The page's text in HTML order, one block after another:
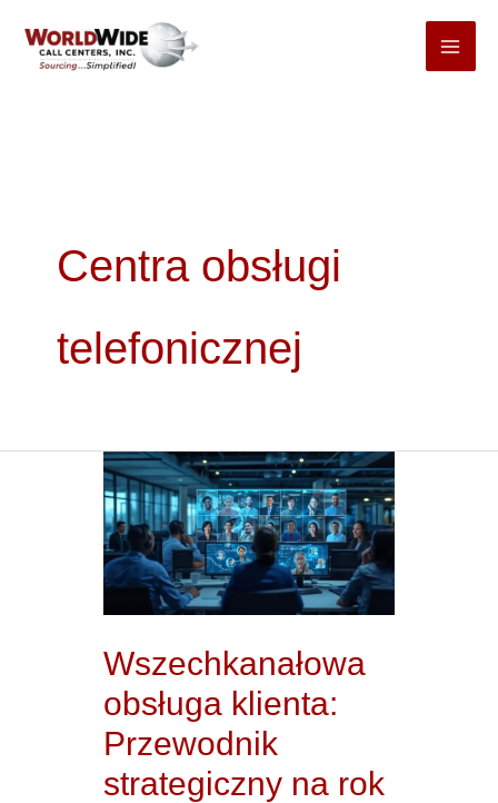
Centra obsługi
telefonicznej
Wszechkanałowa
obsługa klienta:
Przewodnik
strategiczny na rok
Wszechkanałowa
obsługa
klienta:
Przewodnik
strategiczny
rok
2026